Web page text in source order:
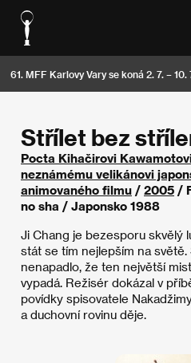
61. MFF Karlovy Vary se koná 2. 7. – 10.
Střílet bez
Pocta Kihačirovi
neznámému velikánovi
animovaného filmu / 2005 /
no sha / Japonsko 1988
Ji Chang je bezesporu skvělý
stát se tím nejlepším na
nenapadlo, že ten největší
vypadá. Režisér dokázal v
povídky spisovatele
a duchovní rovinu děje.